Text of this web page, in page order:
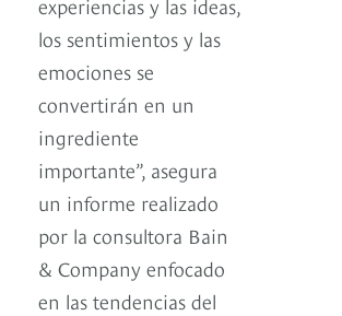
los sentimientos y las
emociones se
convertirán en un
ingrediente
importante”, asegura
un informe realizado
por la consultora Bain
& Company enfocado
en las tendencias del